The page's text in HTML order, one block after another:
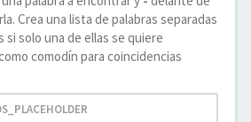
Crea una lista de palabras separadas
solo una de ellas se quiere
comodín para coincidencias